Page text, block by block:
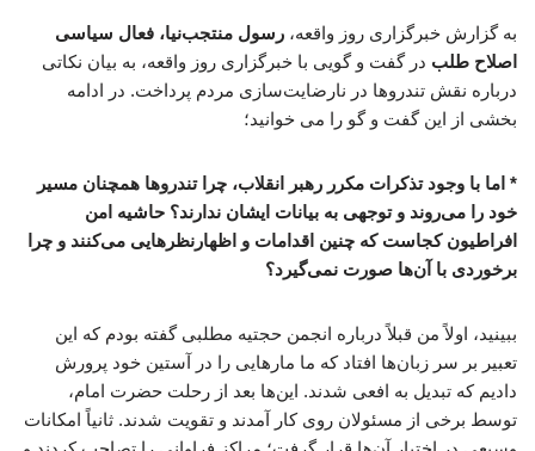
به گزارش خبرگزاری روز واقعه، رسول منتجب‌نیا، فعال سیاسی
اصلاح طلب در گفت و گویی با خبرگزاری روز واقعه، به بیان نکاتی
درباره نقش تندروها در نارضایت‌سازی مردم پرداخت. در ادامه
بخشی از این گفت و گو را می خوانید؛
* اما با وجود تذکرات مکرر رهبر انقلاب، چرا تندروها همچنان مسیر
خود را می‌روند و توجهی به بیانات ایشان ندارند؟ حاشیه امن
افراطیون کجاست که چنین اقدامات و اظهارنظرهایی می‌کنند و چرا
برخوردی با آن‌ها صورت نمی‌گیرد؟
ببینید، اولاً من قبلاً درباره انجمن حجتیه مطلبی گفته بودم که این
تعبیر بر سر زبان‌ها افتاد که ما مارهایی را در آستین خود پرورش
دادیم که تبدیل به افعی شدند. این‌ها بعد از رحلت حضرت امام،
توسط برخی از مسئولان روی کار آمدند و تقویت شدند. ثانیاً امکانات